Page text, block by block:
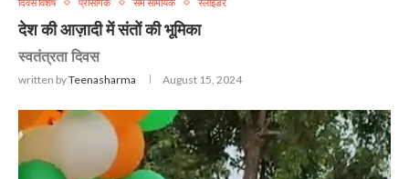
देश की आज़ादी में संतों की भूमिका
स्वतंत्रता दिवस
written byTeenasharma August 15, 2024